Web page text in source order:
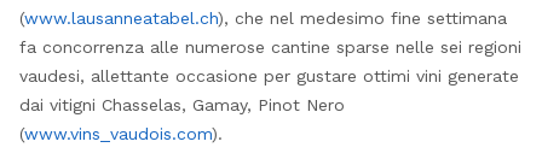
(www.lausanneatabel.ch), che nel medesimo fine settimana
fa concorrenza alle numerose cantine sparse nelle sei regioni
vaudesi, allettante occasione per gustare ottimi vini generate
dai vitigni Chasselas, Gamay, Pinot Nero
(www.vins_vaudois.com).